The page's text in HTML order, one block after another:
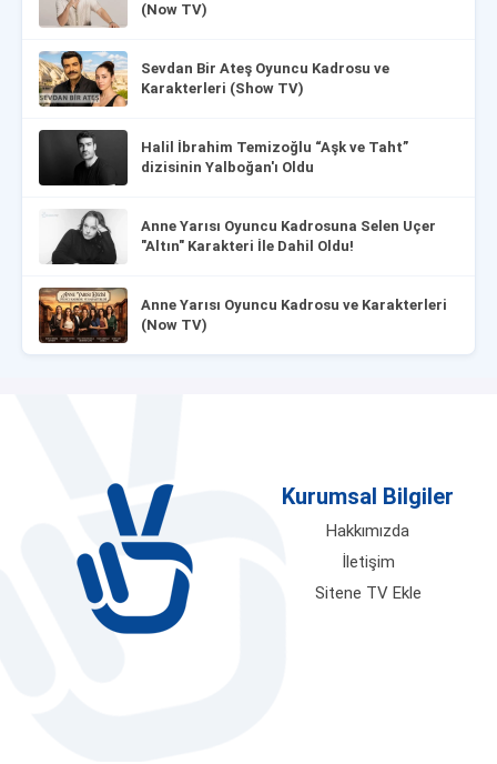
(Now TV)
Sevdan Bir Ateş Oyuncu Kadrosu ve
Karakterleri (Show TV)
Halil İbrahim Temizoğlu “Aşk ve Taht”
dizisinin Yalboğan'ı Oldu
Anne Yarısı Oyuncu Kadrosuna Selen Uçer
"Altın" Karakteri İle Dahil Oldu!
Anne Yarısı Oyuncu Kadrosu ve Karakterleri
(Now TV)
Kurumsal Bilgiler
Hakkımızda
İletişim
Sitene TV Ekle